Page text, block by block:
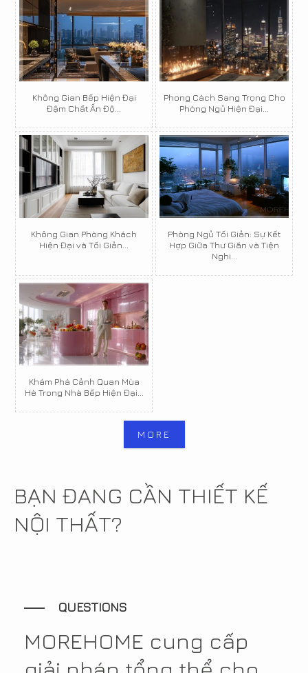
Không Gian Bếp Hiện Đại
Đậm Chất Ấn Độ...
Phong Cách Sang Trọng Cho
Phòng Ngủ Hiện Đại...
Không Gian Phòng Khách
Hiện Đại và Tối Giản...
Phòng Ngủ Tối Giản: Sự Kết
Hợp Giữa Thư Giãn và Tiện
Nghi...
Khám Phá Cảnh Quan Mùa
Hè Trong Nhà Bếp Hiện Đại...
MORE
BẠN ĐANG CẦN THIẾT KẾ
NỘI THẤT?
QUESTIONS
MOREHOME cung cấp